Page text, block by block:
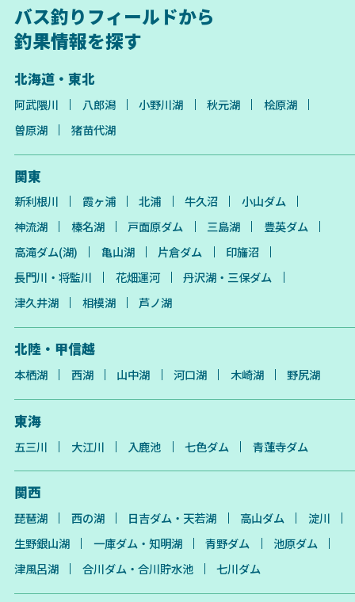
バス釣りフィールドから
釣果情報を探す
北海道・東北
阿武隈川 八郎潟 小野川湖 秋元湖
桧原湖
曽原湖
猪苗代湖
関東
新利根川 霞ヶ浦 北浦 牛久沼
小山ダム
神流湖
榛名湖 戸面原ダム 三島湖
豊英ダム
高滝ダム(湖)
亀山湖 片倉ダム
印旛沼
長門川・将監川
花畑運河
丹沢湖・三保ダム
津久井湖
相模湖 芦ノ湖
北陸・甲信越
本栖湖 西湖 山中湖 河口湖 木崎湖 野尻湖
東海
五三川 大江川 入鹿池 七色ダム 青蓮寺ダム
関西
琵琶湖 西の湖 日吉ダム・天若湖 高山ダム
淀川
生野銀山湖
一庫ダム・知明湖 青野ダム
池原ダム
津風呂湖
合川ダム・合川貯水池 七川ダム